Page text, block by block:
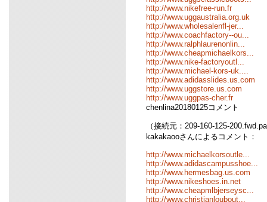
http://www.nikefree-run.fr
http://www.uggaustralia.org.uk
http://www.wholesalenfl-jer...
http://www.coachfactory--ou...
http://www.ralphlaurenonlin...
http://www.cheapmichaelkors...
http://www.nike-factoryoutl...
http://www.michael-kors-uk....
http://www.adidasslides.us.com
http://www.uggstore.us.com
http://www.uggpas-cher.fr
chenlina20180125コメント
（接続元：209-160-125-
kakakaooさんによるコメント：
http://www.michaelkorsoutle...
http://www.adidascampusshoe...
http://www.hermesbag.us.com
http://www.nikeshoes.in.net
http://www.cheapmlbjerseysc...
http://www.christianloubout...